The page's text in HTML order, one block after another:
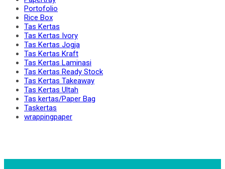
Portofolio
Rice Box
Tas Kertas
Tas Kertas Ivory
Tas Kertas Jogja
Tas Kertas Kraft
Tas Kertas Laminasi
Tas Kertas Ready Stock
Tas Kertas Takeaway
Tas Kertas Ultah
Tas kertas/Paper Bag
Taskertas
wrappingpaper